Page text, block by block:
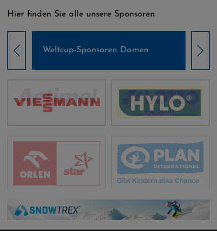
Hier finden Sie alle unsere Sponsoren
Weltcup-Sponsoren Damen